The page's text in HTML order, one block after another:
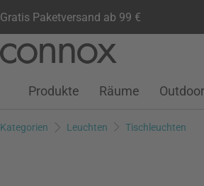
Gratis Paketversand ab 99 €
Seiteninhalt
Suchfeld
Kundenkonto
Wunschliste
Warenkorb
Produkte Räume Outdoor
Kategorien Leuchten Tischleuchten